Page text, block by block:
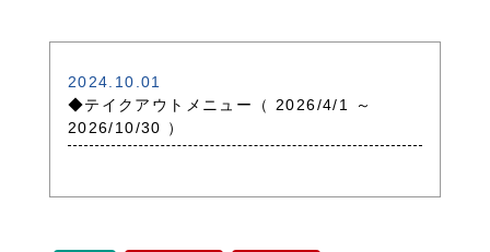
2024.10.01
◆テイクアウトメニュー（ 2026/4/1 ～
2026/10/30 ）